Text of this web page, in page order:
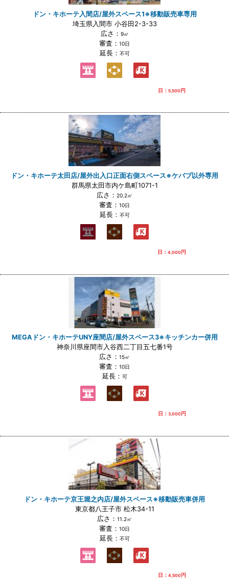
ドン・キホーテ入間店/屋外スペース1※移動販売車専用
埼玉県入間市 小谷田2-3-33
広さ： 9㎡
審査： 10日
延長： 不可
日： 5,500円
ドン・キホーテ太田店/屋外出入口正面右側スペース※ケバブ以外専用
群馬県太田市内ケ島町1071-1
広さ： 20.2㎡
審査： 10日
延長： 不可
日： 4,000円
MEGAドン・キホーテUNY座間店/屋外スペース3※キッチンカー併用
神奈川県座間市入谷西二丁目五七番1号
広さ： 15㎡
審査： 10日
延長： 可
日： 3,000円
ドン・キホーテ京王堀之内店/屋外スペース※移動販売車併用
東京都八王子市 松木34-11
広さ： 11.2㎡
審査： 10日
延長： 不可
日： 4,500円